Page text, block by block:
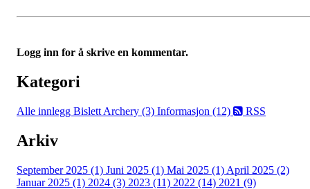
Logg inn for å skrive en kommentar.
Kategori
Alle innlegg Bislett Archery (3) Informasjon (12) RSS
Arkiv
September 2025 (1) Juni 2025 (1) Mai 2025 (1) April 2025 (2)
Januar 2025 (1) 2024 (3) 2023 (11) 2022 (14) 2021 (9)